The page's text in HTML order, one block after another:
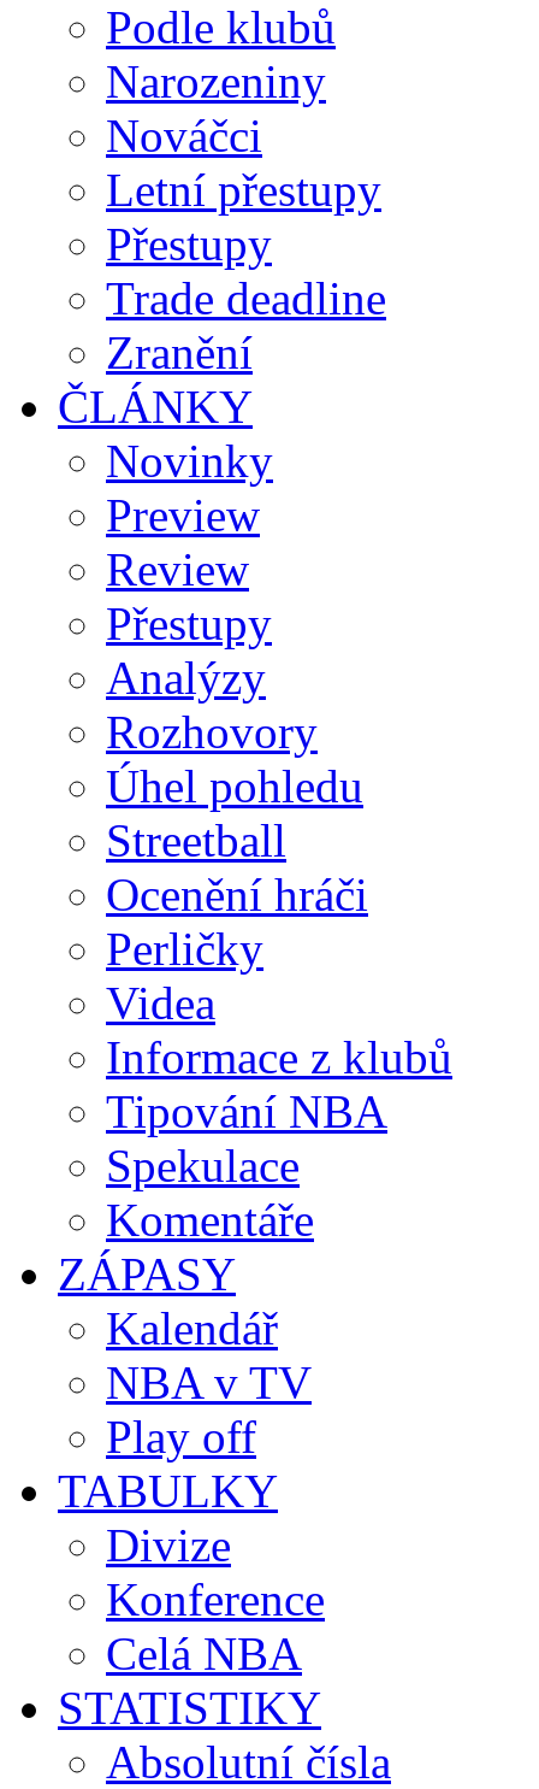
Podle klubů
Narozeniny
Nováčci
Letní přestupy
Přestupy
Trade deadline
Zranění
ČLÁNKY
Novinky
Preview
Review
Přestupy
Analýzy
Rozhovory
Úhel pohledu
Streetball
Ocenění hráči
Perličky
Videa
Informace z klubů
Tipování NBA
Spekulace
Komentáře
ZÁPASY
Kalendář
NBA v TV
Play off
TABULKY
Divize
Konference
Celá NBA
STATISTIKY
Absolutní čísla